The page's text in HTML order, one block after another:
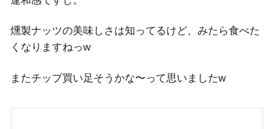
燻製ナッツの美味しさは知ってるけど、みたら食べた
くなりますねっw
またチップ買い足そうかな〜って思いましたw